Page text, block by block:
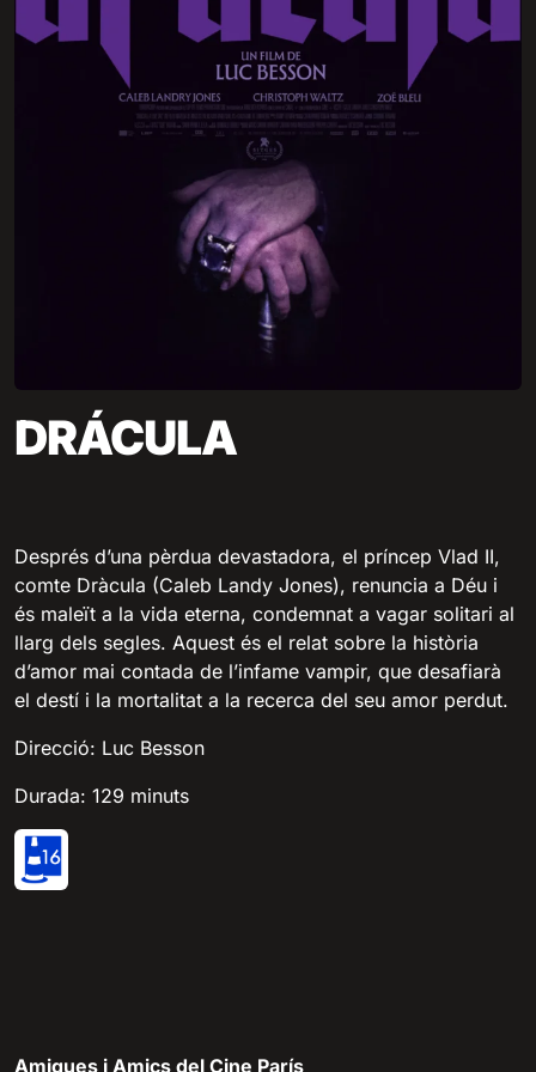
DRÁCULA
Després d’una pèrdua devastadora, el príncep Vlad II,
comte Dràcula (Caleb Landy Jones), renuncia a Déu i
és maleït a la vida eterna, condemnat a vagar solitari al
llarg dels segles. Aquest és el relat sobre la història
d’amor mai contada de l’infame vampir, que desafiarà
el destí i la mortalitat a la recerca del seu amor perdut.
Direcció: Luc Besson
Durada: 129 minuts
Amigues i Amics del Cine París